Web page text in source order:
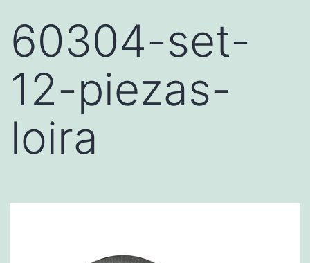
60304-set-
12-piezas-
loira